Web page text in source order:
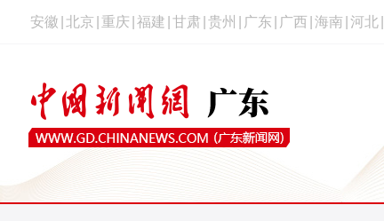
安徽 北京 重庆 福建 甘肃 贵州 广东 广西 海南 河北